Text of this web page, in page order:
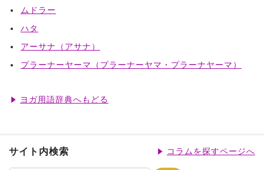
ムドラー
ハタ
アーサナ（アサナ）
プラーナーヤーマ（プラーナーヤマ・プラーナヤーマ）
ヨガ用語辞典へもどる
サイト内検索 コラムを探すページへ